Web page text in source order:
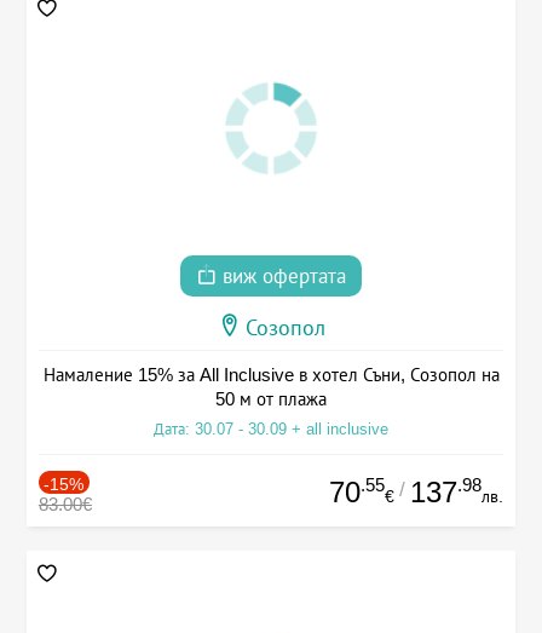
виж офертата
Созопол
Намаление 15% за All Inclusive в хотел Съни, Созопол на
50 м от плажа
Дата: 30.07 - 30.09 + all inclusive
-15%
83.00€ 70.55
€ / 137.98
лв.